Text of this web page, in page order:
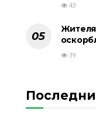
43
Жителя
39